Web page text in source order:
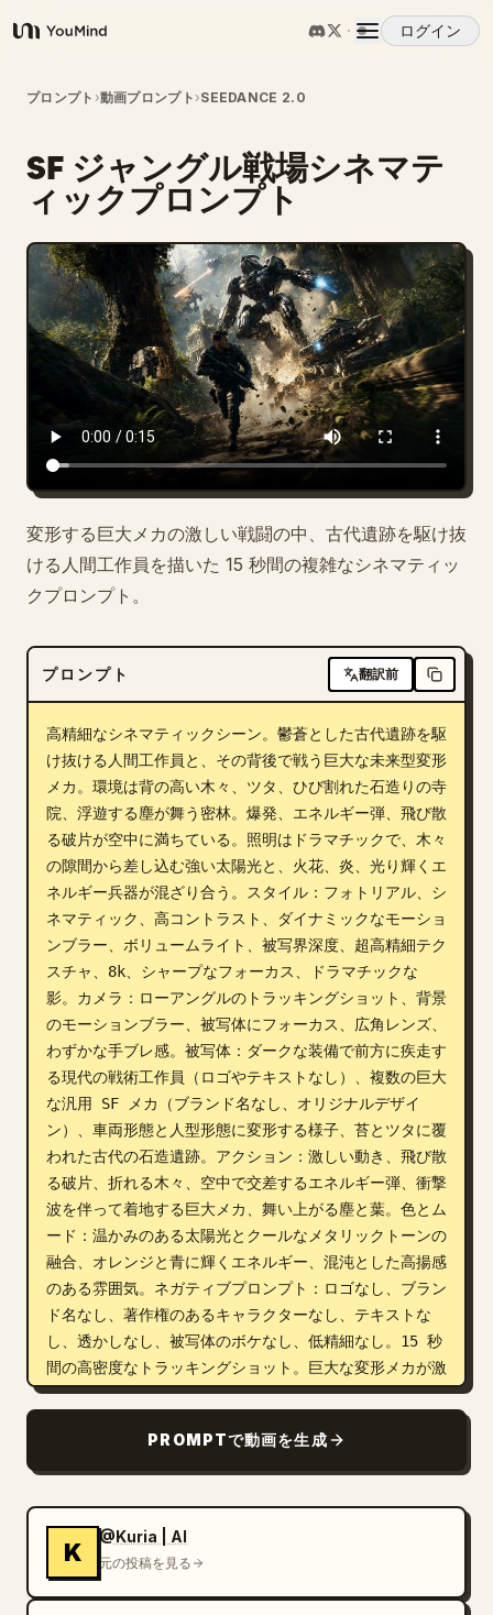
YouMind
ログイン
概要
ユースケース
スキル
プロンプト
ダウンロード
ブログ
更新情報
プロンプト ›動画プロンプト ›SEEDANCE 2.0
SF ジャングル戦場シネマテ
ィックプロンプト
変形する巨大メカの激しい戦闘の中、古代遺跡を駆け抜
ける人間工作員を描いた 15 秒間の複雑なシネマティッ
クプロンプト。
プロンプト 翻訳前
高精細なシネマティックシーン。鬱蒼とした古代遺跡を駆
け抜ける人間工作員と、その背後で戦う巨大な未来型変形
メカ。環境は背の高い木々、ツタ、ひび割れた石造りの寺
院、浮遊する塵が舞う密林。爆発、エネルギー弾、飛び散
る破片が空中に満ちている。照明はドラマチックで、木々
の隙間から差し込む強い太陽光と、火花、炎、光り輝くエ
ネルギー兵器が混ざり合う。スタイル：フォトリアル、シ
ネマティック、高コントラスト、ダイナミックなモーショ
ンブラー、ボリュームライト、被写界深度、超高精細テク
スチャ、8k、シャープなフォーカス、ドラマチックな
影。カメラ：ローアングルのトラッキングショット、背景
のモーションブラー、被写体にフォーカス、広角レンズ、
わずかな手ブレ感。被写体：ダークな装備で前方に疾走す
る現代の戦術工作員（ロゴやテキストなし）、複数の巨大
な汎用 SF メカ（ブランド名なし、オリジナルデザイ
ン）、車両形態と人型形態に変形する様子、苔とツタに覆
われた古代の石造遺跡。アクション：激しい動き、飛び散
る破片、折れる木々、空中で交差するエネルギー弾、衝撃
波を伴って着地する巨大メカ、舞い上がる塵と葉。色とム
ード：温かみのある太陽光とクールなメタリックトーンの
融合、オレンジと青に輝くエネルギー、混沌とした高揚感
のある雰囲気。ネガティブプロンプト：ロゴなし、ブラン
ド名なし、著作権のあるキャラクターなし、テキストな
し、透かしなし、被写体のボケなし、低精細なし。15 秒
間の高密度なトラッキングショット。巨大な変形メカが激
しく戦う中、古代ジャングルの遺跡を疾走する工作員を追
破片に覆われたひび割れた石畳を駆け抜ける。巨大な機械
の足音で地面が揺れる。エネルギー弾が頭上を駆け抜け、
低く横に回り込み、洗練された装甲メカが車両形態で通り
過ぎ、地形を滑りながらシームレスに巨大な戦闘形態へと
変形する。敵メカが木々をなぎ倒し、ジャングルを切り裂
き、破片と塵を撒き散らす。8～12 秒：巨大メカが上空
PROMPTで動画を生成
K
@Kuria | AI
元の投稿を見る